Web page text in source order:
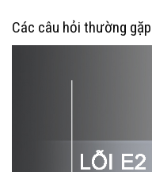
Các câu hỏi thường